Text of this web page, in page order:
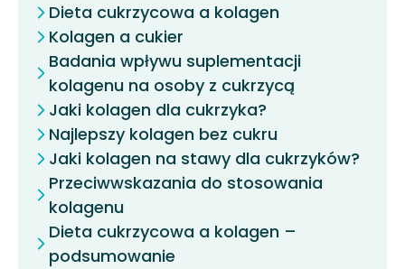
Dieta cukrzycowa a kolagen
Kolagen a cukier
Badania wpływu suplementacji
kolagenu na osoby z cukrzycą
Jaki kolagen dla cukrzyka?
Najlepszy kolagen bez cukru
Jaki kolagen na stawy dla cukrzyków?
Przeciwwskazania do stosowania
kolagenu
Dieta cukrzycowa a kolagen –
podsumowanie